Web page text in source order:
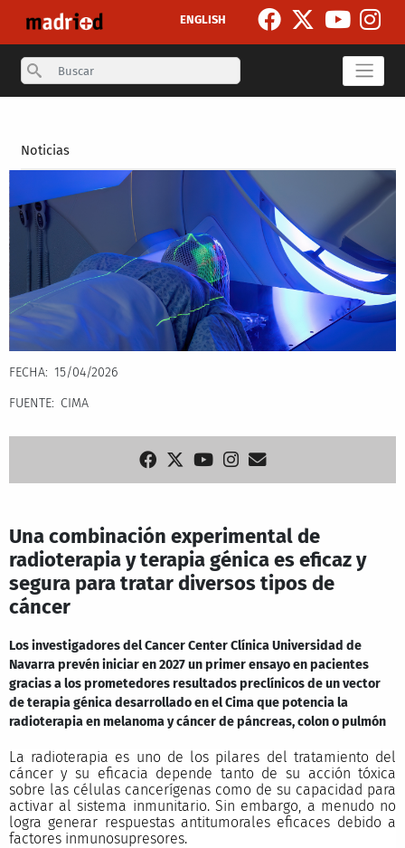
ENGLISH
Search
Noticias
FECHA
15/04/2026
FUENTE
CIMA
Una combinación experimental de
radioterapia y terapia génica es eficaz y
segura para tratar diversos tipos de
cáncer
Los investigadores del Cancer Center Clínica Universidad de
Navarra prevén iniciar en 2027 un primer ensayo en pacientes
gracias a los prometedores resultados preclínicos de un vector
de terapia génica desarrollado en el Cima que potencia la
radioterapia en melanoma y cáncer de páncreas, colon o pulmón
La radioterapia es uno de los pilares del tratamiento del
cáncer y su eficacia depende tanto de su acción tóxica
sobre las células cancerígenas como de su capacidad para
activar al sistema inmunitario. Sin embargo, a menudo no
logra generar respuestas antitumorales eficaces debido a
factores inmunosupresores.